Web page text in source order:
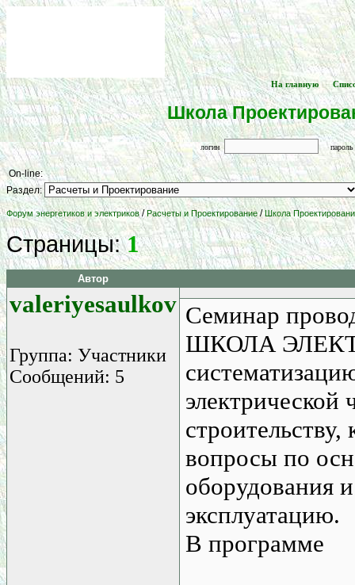
[На главную ] -- [
Школа
логин
On-line:
Раздел:
Форум энергетиков и электриков/Расчеты и Проектирование/Школа
Страницы:1
Автор
valeriyesaulkov
Группа: Участники
Сообщений: 5
Семинар
ШКОЛА
вопросы по
оборудования
эксплуатацию.
В программе